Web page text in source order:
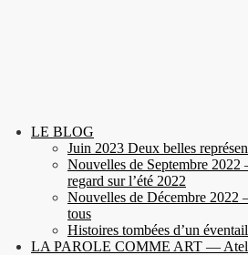
LE BLOG
Juin 2023 Deux belles
Nouvelles de Septembre 2022
regard sur l’été 2022
Nouvelles de Décembre 2022
tous
Histoires tombées d’un éventail
LA PAROLE COMME ART —